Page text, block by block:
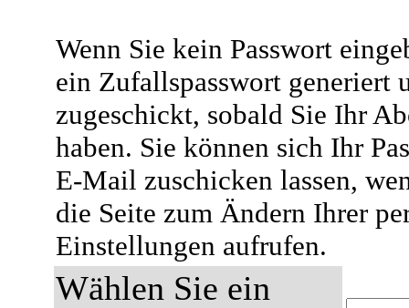
Wenn Sie kein Passwort
ein Zufallspasswort generiert
zugeschickt, sobald Sie Ihr
haben. Sie können sich Ihr
E-Mail zuschicken lassen,
die Seite zum Ändern Ihrer
Einstellungen aufrufen.
Wählen Sie ein